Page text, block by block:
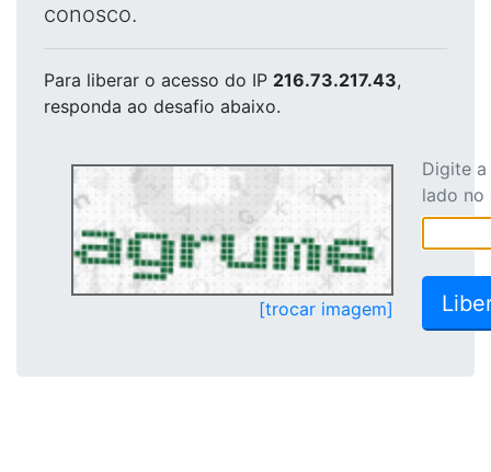
conosco.
Para liberar o acesso do IP 216.73.217.43,
responda ao desafio abaixo.
[trocar imagem]
Digite
lado no